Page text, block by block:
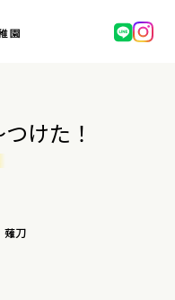
けた！
刀